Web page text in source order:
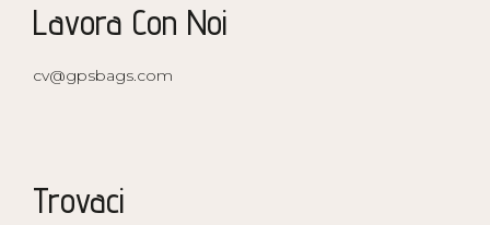
Lavora Con Noi
cv@gpsbags.com
Trovaci